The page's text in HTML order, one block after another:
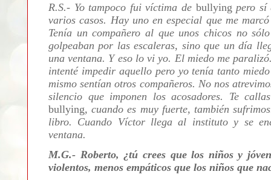
R.S.- Yo tampoco fui víctima de bullying pero sí
varios casos. Hay uno en especial que me
Tenía un compañero al que unos chicos no
golpeaban por las escaleras, sino que un día
una ventana. Y eso lo vi yo. El miedo me
intenté impedir aquello pero yo tenía tanto
mismo sentían otros compañeros. No nos
silencio que imponen los acosadores. Te
bullying, cuando es muy fuerte, también
libro. Cuando Víctor llega al instituto y se
ventana.
M.G.- Roberto, ¿tú crees que los niños y
violentos, menos empáticos que los niños que